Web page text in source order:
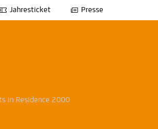
Jahresticket Presse
in Residence 2000